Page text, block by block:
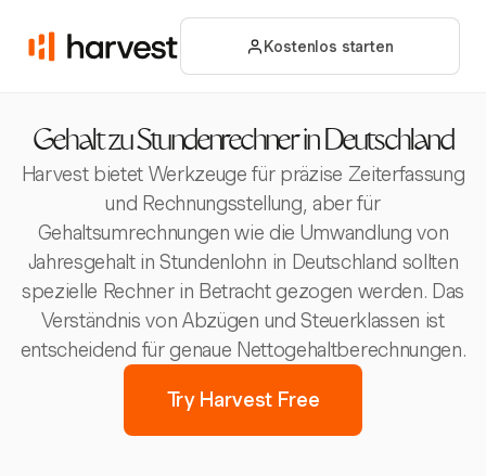
Kostenlos starten
Gehalt zu Stundenrechner in Deutschland
Harvest bietet Werkzeuge für präzise Zeiterfassung
und Rechnungsstellung, aber für
Gehaltsumrechnungen wie die Umwandlung von
Jahresgehalt in Stundenlohn in Deutschland sollten
spezielle Rechner in Betracht gezogen werden. Das
Verständnis von Abzügen und Steuerklassen ist
entscheidend für genaue Nettogehaltberechnungen.
Try Harvest Free